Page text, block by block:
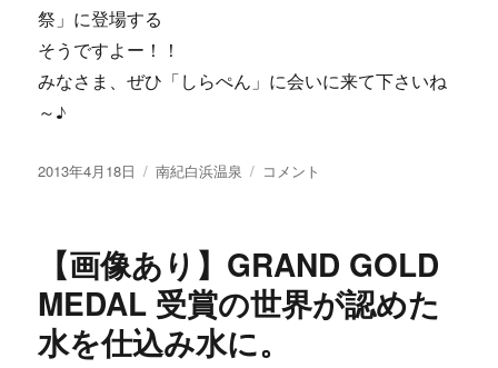
祭」に登場する
そうですよー！！
みなさま、ぜひ「しらぺん」に会いに来て下さいね
～♪
投
2013年4月18日
カ
ー
南紀白浜温泉
【画
三
色
弁
と、
コメント
【画像あり】GRAND GOLD
MEDAL 受賞の世界が認めた
水を仕込み水に。